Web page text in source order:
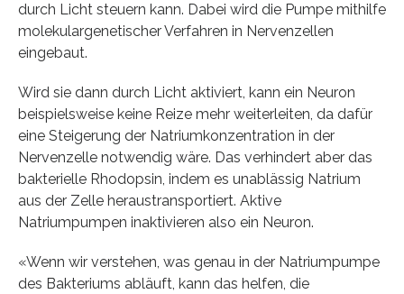
durch Licht steuern kann. Dabei wird die Pumpe mithilfe
molekulargenetischer Verfahren in Nervenzellen
eingebaut.
Wird sie dann durch Licht aktiviert, kann ein Neuron
beispielsweise keine Reize mehr weiterleiten, da dafür
eine Steigerung der Natriumkonzentration in der
Nervenzelle notwendig wäre. Das verhindert aber das
bakterielle Rhodopsin, indem es unablässig Natrium
aus der Zelle heraustransportiert. Aktive
Natriumpumpen inaktivieren also ein Neuron.
«Wenn wir verstehen, was genau in der Natriumpumpe
des Bakteriums abläuft, kann das helfen, die